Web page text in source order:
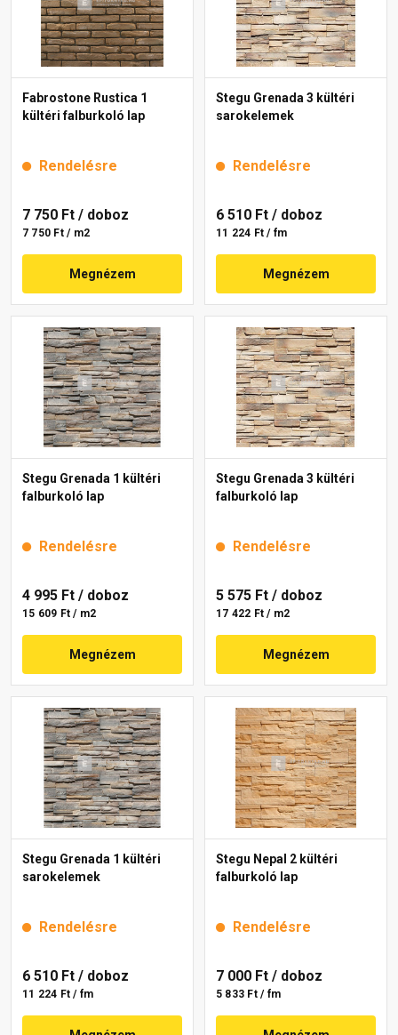
Fabrostone Rustica 1
kültéri falburkoló lap
Rendelésre
7 750 Ft / doboz
7 750 Ft / m2
Megnézem
Stegu Grenada 3 kültéri
sarokelemek
Rendelésre
6 510 Ft / doboz
11 224 Ft / fm
Megnézem
Stegu Grenada 1 kültéri
falburkoló lap
Rendelésre
4 995 Ft / doboz
15 609 Ft / m2
Megnézem
Stegu Grenada 3 kültéri
falburkoló lap
Rendelésre
5 575 Ft / doboz
17 422 Ft / m2
Megnézem
Stegu Grenada 1 kültéri
sarokelemek
Rendelésre
6 510 Ft / doboz
11 224 Ft / fm
Stegu Nepal 2 kültéri
falburkoló lap
Rendelésre
7 000 Ft / doboz
5 833 Ft / fm